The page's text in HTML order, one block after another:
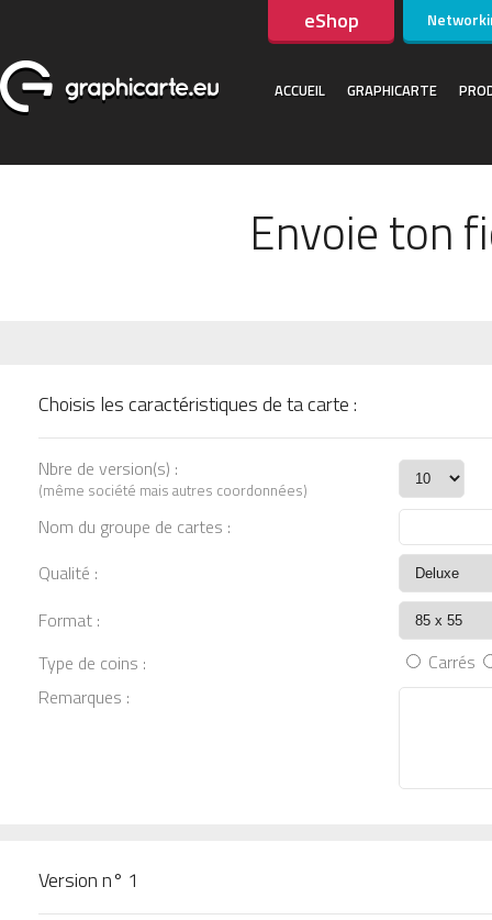
eShop
ACCUEIL GRAPHICARTE
Envoie ton
Choisis les caractéristiques de ta carte :
Nbre de version(s) :
(même société mais autres coordonnées)
Nom du groupe de cartes :
Qualité :
Format :
Type de coins :
Carrés
Remarques :
Version n° 1